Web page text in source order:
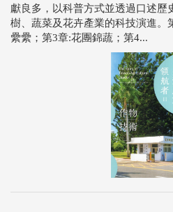
獻良多，以科普方式並透過口述歷
樹、蔬菜及花卉產業的科技演進。
纍纍；第3章:花團錦蔬；第4...